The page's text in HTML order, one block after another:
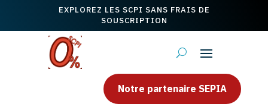
EXPLOREZ LES SCPI SANS FRAIS DE
SOUSCRIPTION
Notre partenaire SEPIA